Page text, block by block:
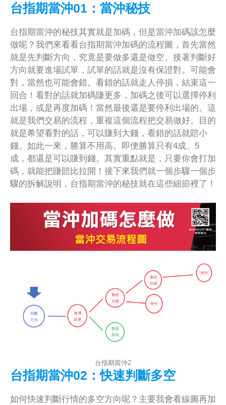
台指期當沖01：當沖秘技
台指期當沖的秘技其實就是加碼，但是當沖加碼該怎麼
做呢？我們來看看台指期當沖加碼的流程圖，首先當然
就是先判斷方向，究竟是要做多還是做空。接著判斷好
方向就要進場試單，試單的話就是沒有保證對。可能會
對，當然也可能會錯。看錯的話就走人停損，結束這一
回合！看對的話就加碼賺更多，加碼之後可以選擇停利
出場，或是再度加碼！當然最後還是要停利出場的。這
就是我們交易的流程，重複這個流程把交易做好。目的
就是希望看對的話，可以賺到大錢，看錯的話就賠小
錢。如此一來，勝算不用高。即便勝算只有4成、5
成，都還是可以賺到錢。其實重點就是，只要你會打加
碼，就能把賺賠比拉開！接下來我們就一個步驟一個步
驟的拆解說明，台指期當沖的秘技就在這些細節裡了！
台指期當沖2
台指期當沖02：快速判斷多空
如何快速判斷行情的多空方向呢？主要我會看線圖再加